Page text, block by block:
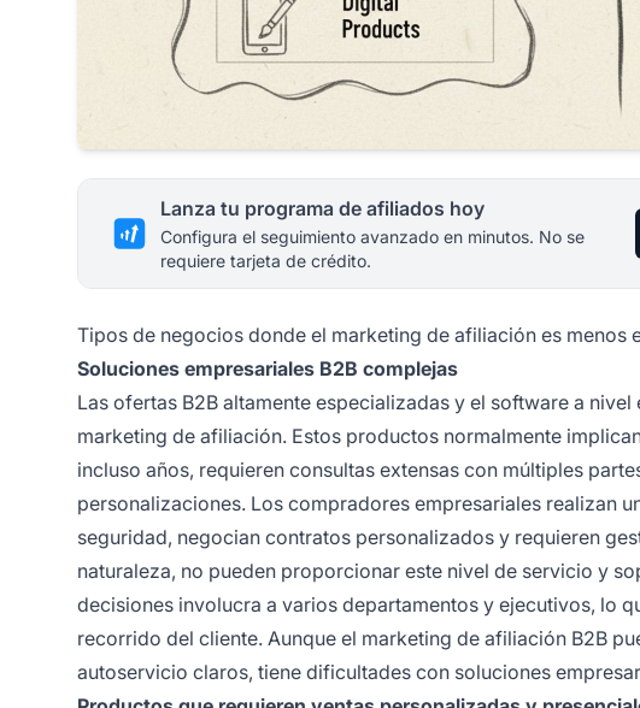
Lanza tu programa de afiliados hoy
Configura el seguimiento avanzado en minutos. No se
requiere tarjeta de crédito.
Tipos de negocios donde el marketing de afiliación es menos
Soluciones empresariales B2B complejas
Las ofertas B2B altamente especializadas y el software a
marketing de afiliación. Estos productos normalmente
incluso años, requieren consultas extensas con múltiples
personalizaciones. Los compradores empresariales realizan
seguridad, negocian contratos personalizados y requieren
naturaleza, no pueden proporcionar este nivel de servicio y
decisiones involucra a varios departamentos y ejecutivos, lo
recorrido del cliente. Aunque el marketing de afiliación B2B
autoservicio claros, tiene dificultades con soluciones